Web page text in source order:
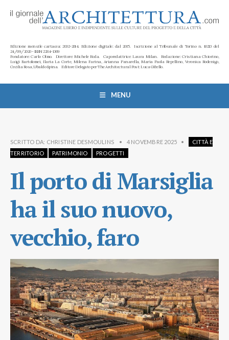
Edizione mensile cartacea: 2002-2014. Edizione digitale: dal 2015. Iscrizione al Tribunale di Torino n. 10213 del
24/09/2020 - ISSN 2284-1369
Fondatore: Carlo Olmo. Direttore: Michele Roda. Caporedattrice: Laura Milan. Redazione: Cristiana Chiorino,
Luigi Bartolomei, Ilaria La Corte, Milena Farina, Arianna Panarella, Maria Paola Repellino, Veronica Rodenigo,
Cecilia Rosa, Ubaldo Spina. Editore Delegato per The Architectural Post: Luca Gibello.
MENU
SCRITTO DA: CHRISTINE DESMOULINS • 4 NOVEMBRE 2025 •
CITTÀ E
TERRITORIO
PATRIMONIO PROGETTI
Il porto di Marsiglia
ha il suo nuovo,
vecchio, faro